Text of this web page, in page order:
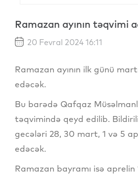
Ramazan ayının təqvimi
20 Fevral 2024 16:11
Ramazan ayının ilk günü
edəcək.
Bu barədə Qafqaz
təqvimində qeyd edilib.
gecələri 28, 30 mart, 1 və 5
edəcək.
Ramazan bayramı isə aprelin